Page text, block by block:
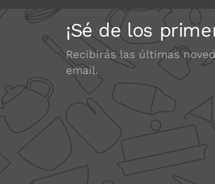
¡Sé de los
Recibirás las últimas
email.